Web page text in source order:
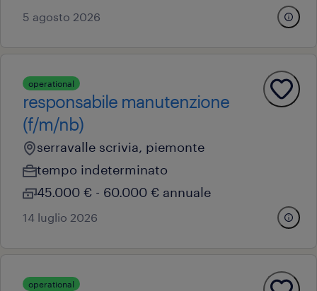
5 agosto 2026
operational
responsabile manutenzione
(f/m/nb)
serravalle scrivia, piemonte
tempo indeterminato
45.000 € - 60.000 € annuale
14 luglio 2026
operational